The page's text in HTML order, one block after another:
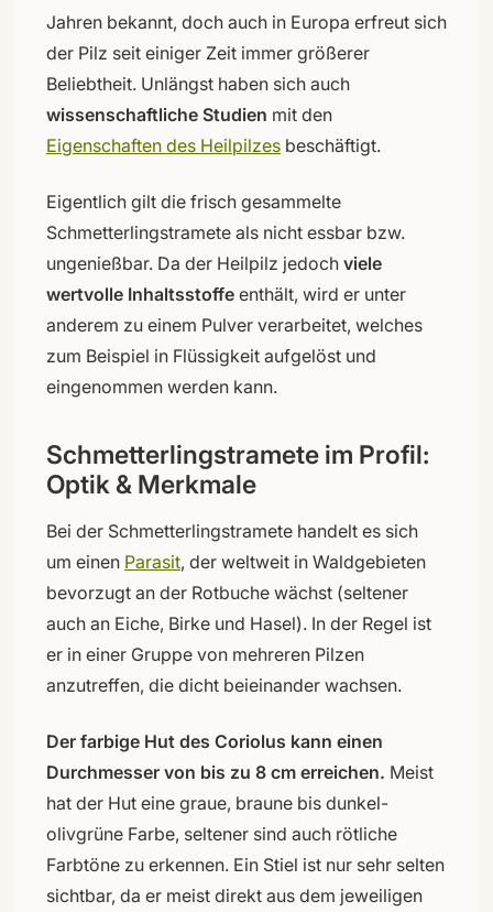
Jahren bekannt, doch auch in Europa erfreut sich
der Pilz seit einiger Zeit immer größerer
Beliebtheit. Unlängst haben sich auch
wissenschaftliche Studien mit den
Eigenschaften des Heilpilzes beschäftigt.
Eigentlich gilt die frisch gesammelte
Schmetterlingstramete als nicht essbar bzw.
ungenießbar. Da der Heilpilz jedoch viele
wertvolle Inhaltsstoffe enthält, wird er unter
anderem zu einem Pulver verarbeitet, welches
zum Beispiel in Flüssigkeit aufgelöst und
eingenommen werden kann.
Schmetterlingstramete im Profil:
Optik & Merkmale
Bei der Schmetterlingstramete handelt es sich
um einen Parasit, der weltweit in Waldgebieten
bevorzugt an der Rotbuche wächst (seltener
auch an Eiche, Birke und Hasel). In der Regel ist
er in einer Gruppe von mehreren Pilzen
anzutreffen, die dicht beieinander wachsen.
Der farbige Hut des Coriolus kann einen
Durchmesser von bis zu 8 cm erreichen. Meist
hat der Hut eine graue, braune bis dunkel-
olivgrüne Farbe, seltener sind auch rötliche
Farbtöne zu erkennen. Ein Stiel ist nur sehr selten
sichtbar, da er meist direkt aus dem jeweiligen